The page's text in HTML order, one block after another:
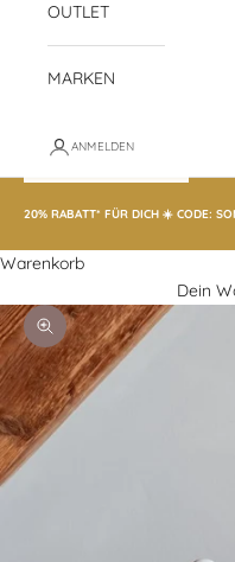
OUTLET
MARKEN
ANMELDEN
20% RABATT* FÜR DICH ☀️ CODE:
Warenkorb
Dein
Bild vergrößern